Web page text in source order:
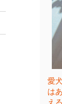
愛
は
え